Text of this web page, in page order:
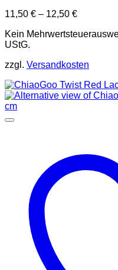
11,50 € – 12,50 €
Kein
UStG.
zzgl. Versandkosten